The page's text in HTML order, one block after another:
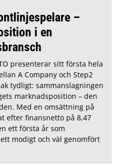
–
i en
TO presenterar sitt första hela
A Company och Step2
tydligt: sammanslagningen
marknadsposition – den
Med en omsättning på
efter finansnetto på 8,47
ett första år som
modigt och väl genomfört